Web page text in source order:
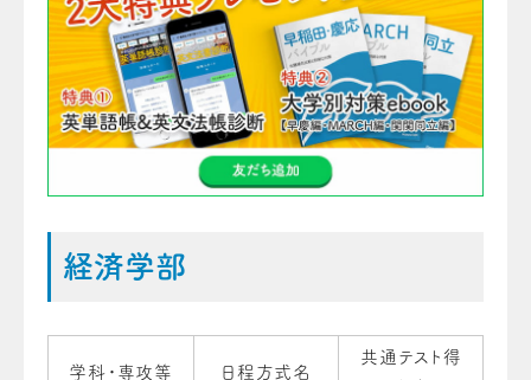
経済学部
学科・専攻等 日程方式名
共通テスト得